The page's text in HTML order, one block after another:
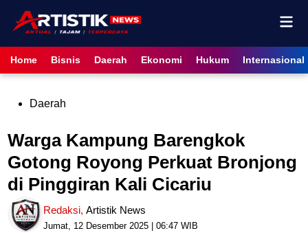
content
Home Bisnis Daerah Ekonomi Hukum Internasional
PostedDaerah
Warga Kampung Barengkok
Gotong Royong Perkuat Bronjong
di Pinggiran Kali Cicariu
Redaksi,Artistik News
Jumat, 12 Desember 2025 | 06:47 WIB